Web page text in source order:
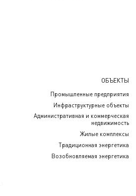
ОБЪЕКТЫ
Промышленные предприятия
Инфраструктурные объекты
Административная и коммерческая
недвижимость
Жилые комплексы
Традиционная энергетика
Возобновляемая энергетика